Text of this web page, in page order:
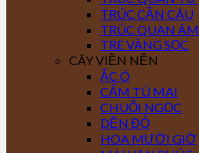
TRÚC CẦN CÂU
TRÚC QUAN ÂM
TRE VÀNG SỌC
CÂY VIỀN NỀN
ẮC Ó
CẨM TÚ MAI
CHUỖI NGỌC
DỀN ĐỎ
HOA MƯỜI GIỜ